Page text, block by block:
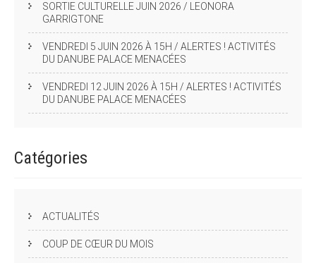
SORTIE CULTURELLE JUIN 2026 / LEONORA
GARRIGTONE
VENDREDI 5 JUIN 2026 À 15H / ALERTES ! ACTIVITÉS
DU DANUBE PALACE MENACÉES
VENDREDI 12 JUIN 2026 À 15H / ALERTES ! ACTIVITÉS
DU DANUBE PALACE MENACÉES
Catégories
ACTUALITÉS
COUP DE CŒUR DU MOIS